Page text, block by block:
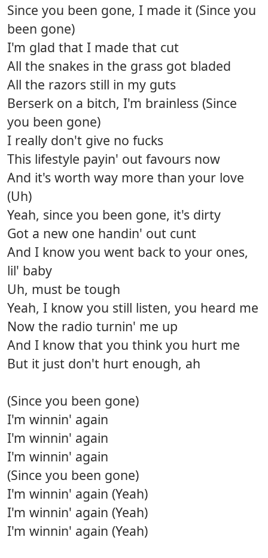
Since you been gone, I made it (Since you
been gone)
I'm glad that I made that cut
All the snakes in the grass got bladed
All the razors still in my guts
Berserk on a bitch, I'm brainless (Since
you been gone)
I really don't give no fucks
This lifestyle payin' out favours now
And it's worth way more than your love
(Uh)
Yeah, since you been gone, it's dirty
Got a new one handin' out cunt
And I know you went back to your ones,
lil' baby
Uh, must be tough
Yeah, I know you still listen, you heard me
Now the radio turnin' me up
And I know that you think you hurt me
But it just don't hurt enough, ah
(Since you been gone)
I'm winnin' again
I'm winnin' again
I'm winnin' again
(Since you been gone)
I'm winnin' again (Yeah)
I'm winnin' again (Yeah)
I'm winnin' again (Yeah)